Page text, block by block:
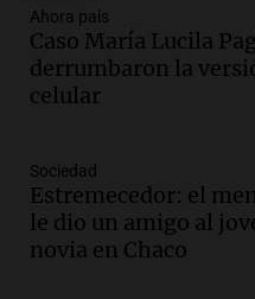
propiedad
y críticas entre
Panorama Federal
Episodios
un pilar cultural
Marocco
Panorama Federal
Episodios
Ahora país
Caso María Lucila
derrumbaron la
celular
Sociedad
Estremecedor: el
le dio un amigo al
novia en Chaco